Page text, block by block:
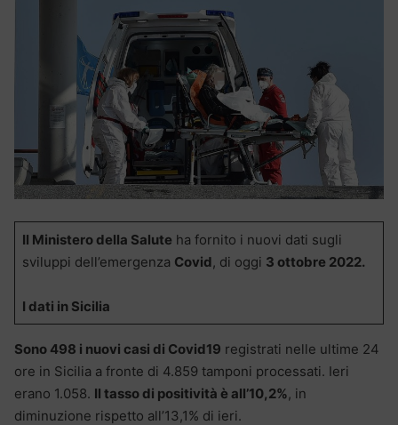
Il Ministero della Salute ha fornito i nuovi dati sugli
sviluppi dell’emergenza Covid, di oggi 3 ottobre 2022.
I dati in Sicilia
Sono 498 i nuovi casi di Covid19 registrati nelle ultime 24
ore in Sicilia a fronte di 4.859 tamponi processati. Ieri
erano 1.058. Il tasso di positività è all’10,2%, in
diminuzione rispetto all’13,1% di ieri.